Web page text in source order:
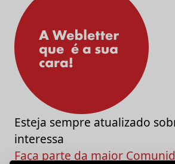
Esteja sempre atualizado
interessa
Faça parte da maior